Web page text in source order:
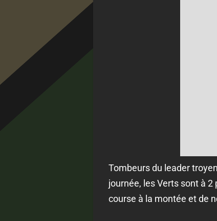
Tombeurs du leader
journée, les Verts sont à 2
course à la montée et de